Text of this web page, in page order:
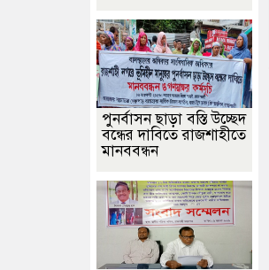
পুনর্বাসন ছাড়া বস্তি উচ্ছেদ
বন্ধের দাবিতে রাজশাহীতে
মানববন্ধন